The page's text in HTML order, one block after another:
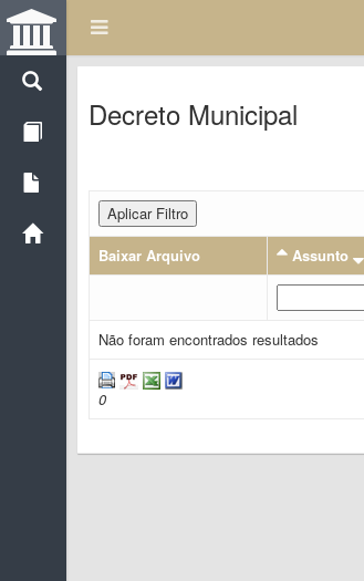
Decreto Municipal
Aplicar Filtro
Baixar Arquivo
Assunto
Não foram encontrados resultados
0